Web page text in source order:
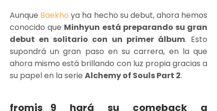
Aunque Baekho ya ha hecho su debut, ahora hemos
conocido que Minhyun está preparando su gran
debut en solitario con un primer álbum. Esto
supondrá un gran paso en su carrera, en la que
ahora mismo está brillando con luz propia gracias a
su papel en la serie Alchemy of Souls Part 2.
fromis_9 hará su comeback a